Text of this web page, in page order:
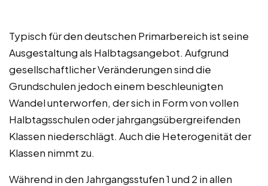
Typisch für den deutschen Primarbereich ist seine
Ausgestaltung als Halbtagsangebot. Aufgrund
gesellschaftlicher Veränderungen sind die
Grundschulen jedoch einem beschleunigten
Wandel unterworfen, der sich in Form von vollen
Halbtagsschulen oder jahrgangsübergreifenden
Klassen niederschlägt. Auch die Heterogenität der
Klassen nimmt zu.
Während in den Jahrgangsstufen 1 und 2 in allen